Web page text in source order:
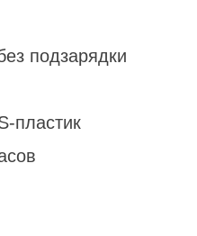
подзарядки
пластик